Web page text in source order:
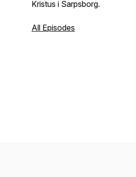
Kristus i Sarpsborg.
All Episodes